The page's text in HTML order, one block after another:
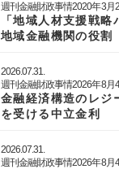
週刊金融財政事情2020年3月
「地域人材支援戦略
地域金融機関の役割
2026.07.31.
週刊金融財政事情2026年8月
金融経済構造のレジ
を受ける中立金利
2026.07.31.
週刊金融財政事情2026年8月